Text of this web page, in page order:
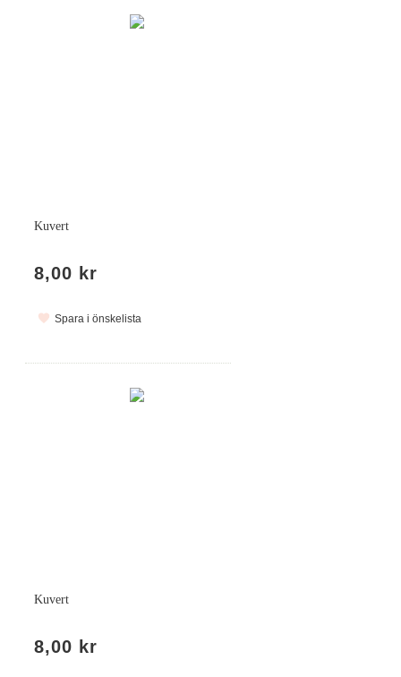
Kuvert
8,00 kr
Spara i önskelista
Kuvert
8,00 kr